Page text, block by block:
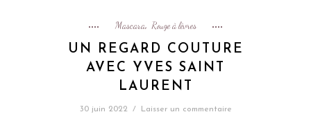
Mascara, Rouge à lèvres
UN REGARD COUTURE
AVEC YVES SAINT
LAURENT
30 juin 2022 / Laisser un commentaire